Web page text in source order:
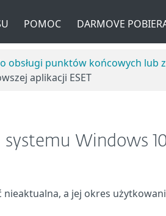
POMOC DARMOVE
obsługi punktów końcowych lub
aplikacji ESET
systemu Windows
a jej okres